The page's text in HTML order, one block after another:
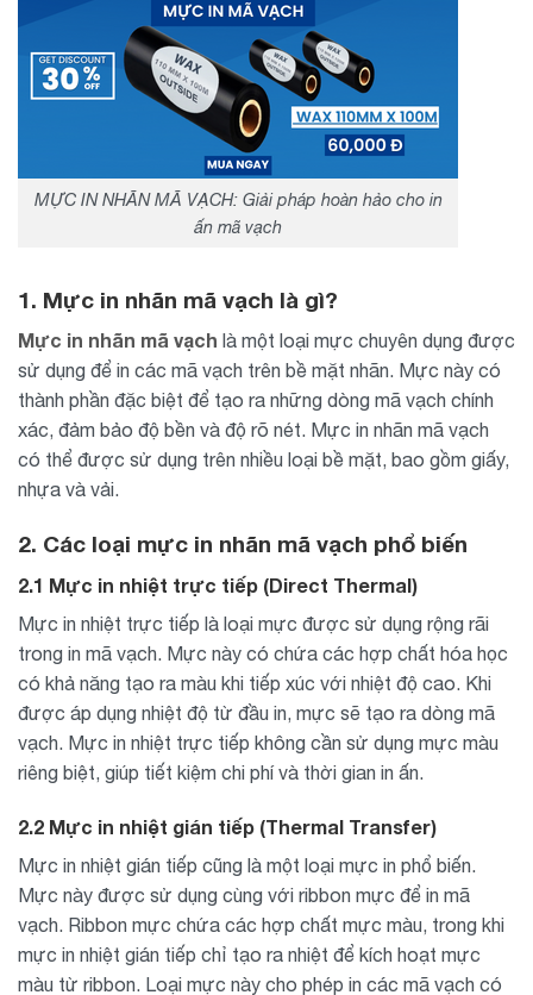
MỰC IN NHÃN MÃ VẠCH: Giải pháp hoàn hảo cho in
ấn mã vạch
1. Mực in nhãn mã vạch là gì?
Mực in nhãn mã vạch là một loại mực chuyên dụng được
sử dụng để in các mã vạch trên bề mặt nhãn. Mực này có
thành phần đặc biệt để tạo ra những dòng mã vạch chính
xác, đảm bảo độ bền và độ rõ nét. Mực in nhãn mã vạch
có thể được sử dụng trên nhiều loại bề mặt, bao gồm giấy,
nhựa và vải.
2. Các loại mực in nhãn mã vạch phổ biến
2.1 Mực in nhiệt trực tiếp (Direct Thermal)
Mực in nhiệt trực tiếp là loại mực được sử dụng rộng rãi
trong in mã vạch. Mực này có chứa các hợp chất hóa học
có khả năng tạo ra màu khi tiếp xúc với nhiệt độ cao. Khi
được áp dụng nhiệt độ từ đầu in, mực sẽ tạo ra dòng mã
vạch. Mực in nhiệt trực tiếp không cần sử dụng mực màu
riêng biệt, giúp tiết kiệm chi phí và thời gian in ấn.
2.2 Mực in nhiệt gián tiếp (Thermal Transfer)
Mực in nhiệt gián tiếp cũng là một loại mực in phổ biến.
Mực này được sử dụng cùng với ribbon mực để in mã
vạch. Ribbon mực chứa các hợp chất mực màu, trong khi
mực in nhiệt gián tiếp chỉ tạo ra nhiệt để kích hoạt mực
màu từ ribbon. Loại mực này cho phép in các mã vạch có